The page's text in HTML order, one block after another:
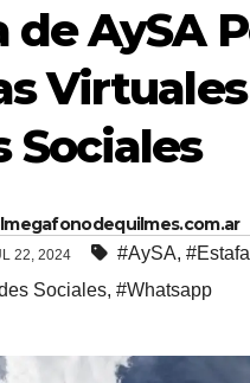
de AySA
Sociales
22, 2024 #AySA,
Sociales, #Whatsapp